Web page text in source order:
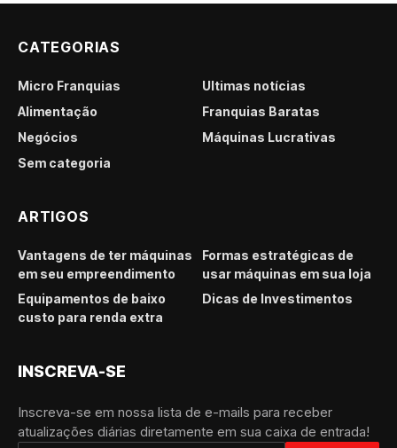
CATEGORIAS
Micro Franquias
Últimas notícias
Alimentação
Franquias Baratas
Negócios
Máquinas Lucrativas
Sem categoria
ARTIGOS
Vantagens de ter máquinas
em seu empreendimento
Formas estratégicas de
usar máquinas em sua loja
Equipamentos de baixo
custo para renda extra
Dicas de Investimentos
INSCREVA-SE
Inscreva-se em nossa lista de e-mails para receber
atualizações diárias diretamente em sua caixa de entrada!